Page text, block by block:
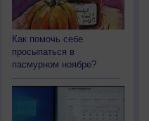
Как помочь себе
просыпаться в
пасмурном ноябре?